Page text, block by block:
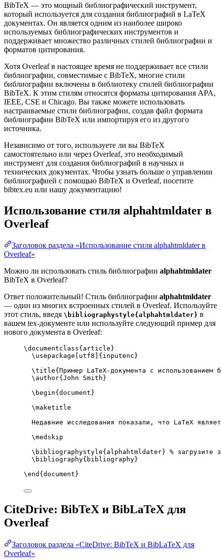
BibTeX — это мощный библиографический инструмент,
который используется для создания библиографий в LaTeX
документах. Он является одним из наиболее широко
используемых библиографических инструментов и
поддерживает множество различных стилей библиографии и
форматов цитирования.
Хотя Overleaf в настоящее время не поддерживает все стили
библиографии, совместимые с BibTeX, многие стили
библиографии включены в библиотеку стилей библиографии
BibTeX. К этим стилям относятся форматы цитирования APA,
IEEE, CSE и Chicago. Вы также можете использовать
настраиваемые стили библиографии, создав файл формата
библиографии BibTeX или импортируя его из другого
источника.
Независимо от того, используете ли вы BibTeX
самостоятельно или через Overleaf, это необходимый
инструмент для создания библиографий в научных и
технических документах. Чтобы узнать больше о управлении
библиографией с помощью BibTeX и Overleaf, посетите
bibtex.eu или нашу документацию!
Использование стиля alphahtmldater в
Overleaf
Заголовок раздела «Использование стиля alphahtmldater в
Overleaf»
Можно ли использовать стиль библиографии alphahtmldater
BibTeX в Overleaf?
Ответ положительный! Стиль библиографии alphahtmldater
— один из многих встроенных стилей в Overleaf. Используйте
этот стиль, введя \bibliographystyle{alphahtmldater} в
вашем tex-документе или используйте следующий пример для
нового документа в Overleaf:
\documentclass{ article }
\usepackage
utf8 ]{ inputenc }
\title{Пример LaTeX-документа с
\author{John Smith}
\begin{ document }
\maketitle
Недавние исследования показали, что LaTeX
\medskip
\bibliographystyle{alphahtmldater} %
\bibliography{bibliography}
\end { document }
CiteDrive: BibTeX и BibLaTeX для
Overleaf
Заголовок раздела «CiteDrive: BibTeX и BibLaTeX для
Overleaf»